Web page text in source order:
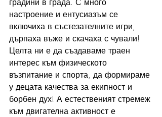
настроение и ентусиазъм се
включиха в състезателните игри,
дърпаха въже и скачаха с чували!
Целта ни е да създаваме траен
интерес към физическото
възпитание и спорта, да формираме
у децата качества за екипност и
борбен дух! А естественият стремеж
към двигателна активност е